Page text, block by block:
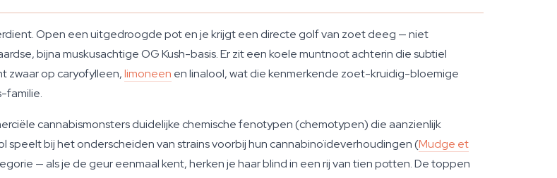
Open een uitgedroogde pot en je krijgt een directe golf van zoet deeg — niet
bijna muskusachtige OG Kush-basis. Er zit een koele muntnoot achterin die subtiel
zwaar op caryofylleen,limoneen en linalool, wat die kenmerkende zoet-kruidig-bloemige
familie.
cannabismonsters duidelijke chemische fenotypen (chemotypen) die aanzienlijk
speelt bij het onderscheiden van strains voorbij hun cannabinoïdeverhoudingen (Mudge et
— als je de geur eenmaal kent, herken je haar blind in een rij van tien potten. De toppen